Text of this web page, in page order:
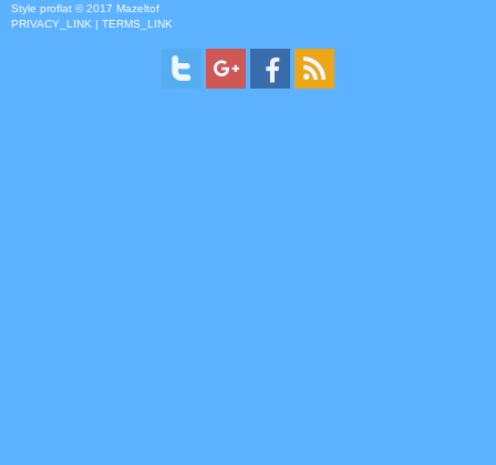
Style proflat © 2017 Mazeltof
PRIVACY_LINK | TERMS_LINK